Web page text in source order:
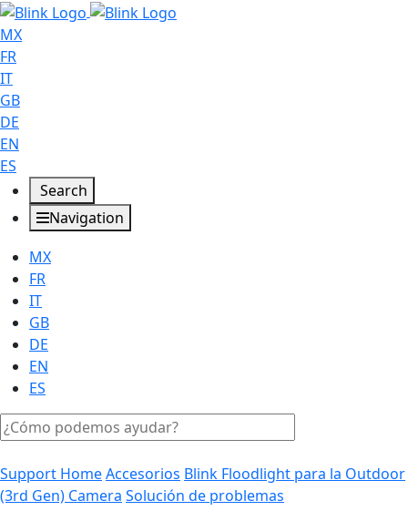
MX
FR
IT
GB
DE
EN
ES
Search
Navigation
MX
FR
IT
GB
DE
EN
ES
Support HomeAccesorios Blink Floodlight para la Outdoor
(3rd Gen) Camera Solución de problemas